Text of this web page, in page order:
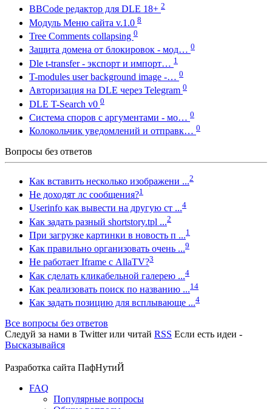
BBCode редактор для DLE 18+ 2
Модуль Меню сайта v.1.0 8
Tree Comments collapsing 0
Защита домена от блокировок - мод… 0
Dle t-transfer - экспорт и импорт… 1
T-modules user background image -… 0
Авторизация на DLE через Telegram 0
DLE T-Search v0 0
Система споров с аргументами - мо… 0
Колокольчик уведомлений и отправк… 0
Вопросы без ответов
Как вставить несколько изображени ...2
Не доходят лс сообщения?1
Userinfo как вывести на другую ст ...4
Как задать разный shortstory.tpl ...2
При загрузке картинки в новость п ...1
Как правильно организовать очень ...9
Не работает Iframe с AllaTV?3
Как сделать кликабельной галерею ...4
Как реализовать поиск по названию ...14
Как задать позицию для всплывающе ...4
Все вопросы без ответов
Следуй за нами в Twitterили читай RSS Если есть идеи -
Высказывайся
Разработка сайта ПафНутиЙ
FAQ
Популярные вопросы